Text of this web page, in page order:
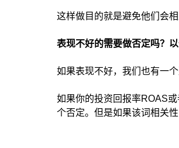
这样做目的就是避免他们会
表现不好的需要做否定吗？以
如果表现不好，我们也有一
如果你的投资回报率ROAS
个否定。但是如果该词相关